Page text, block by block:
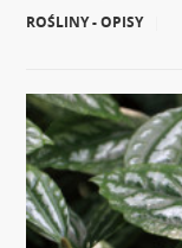
ROŚLINY - OPISY